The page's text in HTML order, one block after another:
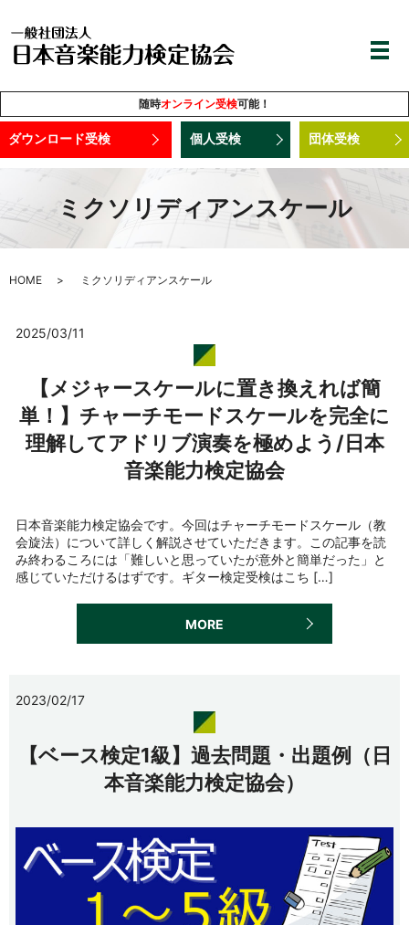
随時オンライン受検可能！
ダウンロード受検 個人受検 団体受検
ミクソリディアンスケール
HOME ミクソリディアンスケール
2025/03/11
【メジャースケールに置き換えれば簡
単！】チャーチモードスケールを完全に
理解してアドリブ演奏を極めよう/日本
音楽能力検定協会
日本音楽能力検定協会です。今回はチャーチモードスケール（教
会旋法）について詳しく解説させていただきます。この記事を読
み終わるころには「難しいと思っていたが意外と簡単だった」と
感じていただけるはずです。ギター検定受検はこち […]
MORE
2023/02/17
【ベース検定1級】過去問題・出題例（日
本音楽能力検定協会）